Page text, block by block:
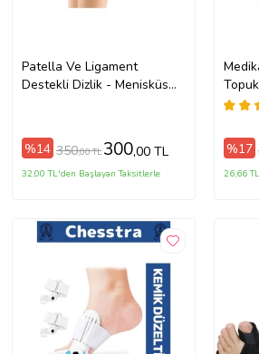
Patella Ve Ligament
Destekli Dizlik - Menisküs
%14 350,00 TL 300,00 TL
32,00 TL'den Başlayan Taksitlerle
%17
26,66